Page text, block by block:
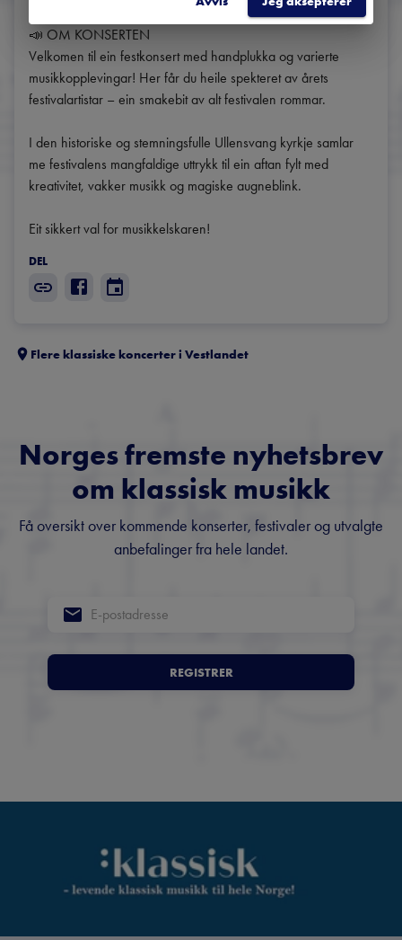
📣 OM KONSERTEN
Velkomen til ein festkonsert med handplukka og varierte
musikkopplevingar! Her får du heile spekteret av årets
festivalartistar – ein smakebit av alt festivalen rommar.
I den historiske og stemningsfulle Ullensvang kyrkje samlar
me festivalens mangfaldige uttrykk til ein aftan fylt med
kreativitet, vakker musikk og magiske augneblink.
DEL
Flere klassiske koncerter i Vestlandet
Norges fremste nyhetsbrev
om klassisk musikk
Få oversikt over kommende konserter, festivaler og utvalgte
anbefalinger fra hele landet.
REGISTRER